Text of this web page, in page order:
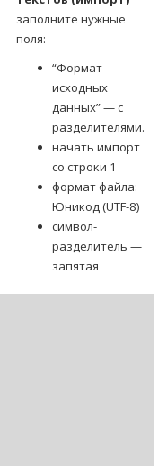
заполните нужные
поля:
“Формат
исходных
данных” — с
разделителями.
начать импорт
со строки 1
формат файла:
Юникод (UTF-8)
символ-
разделитель —
запятая